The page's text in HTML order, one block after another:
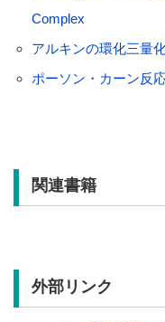
Complex
アルキンの環化三量
ポーソン・カーン反
関連書籍
外部リンク